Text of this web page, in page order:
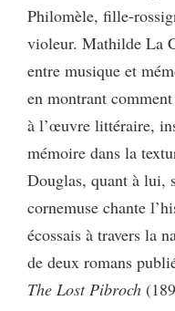
Philomèle, fille-
violeur. Mathilde La
entre musique et
en montrant
à l’œuvre littéraire,
mémoire dans la
Douglas, quant à lui,
cornemuse chante
écossais à travers la
de deux romans
The Lost Pibroch